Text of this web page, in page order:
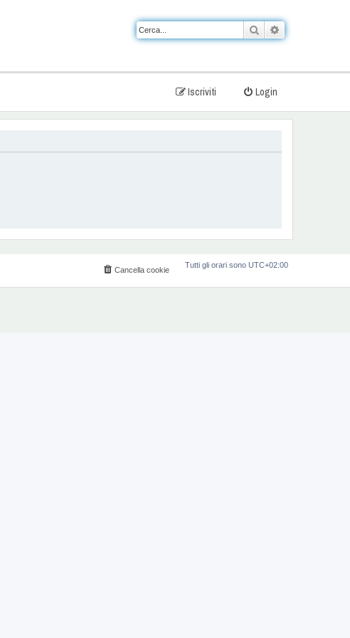
Cerca
Login
Iscriviti
Tutti gli orari sono UTC+02:00
Cancella cookie